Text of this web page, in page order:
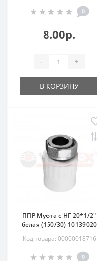
0
8.00р.
- +
В КОРЗИНУ
ППР Муфта с НГ 20*1/2"
белая (150/30) 10139020
Код товара: 00000018716
0